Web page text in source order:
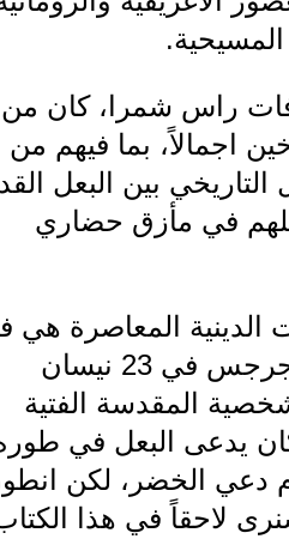
راس شمرا، كان من
اجمالاً، بما فيهم من
بين البعل
في مأزق حضاري
الدينية المعاصرة هي
خطاب القاه انطون سعاده في بلدة دير الغزال في البقاع يوم عيد مار جرجس في 23 نيسان
المقدسة الفتية
يدعى البعل في
دعي الخضر، لكن
لاحقاً في هذا